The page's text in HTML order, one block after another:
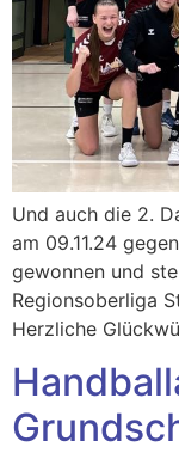
Und auch die 2.
am 09.11.24
gewonnen und
Regionsoberliga
Herzliche